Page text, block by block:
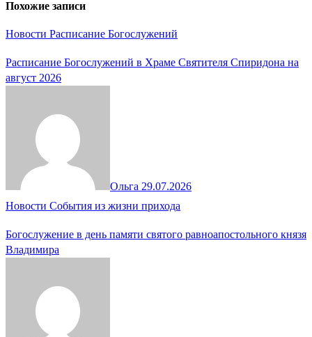
Похожие записи
Новости Расписание Богослужений
Расписание Богослужений в Храме Святителя Спиридона на
август 2026
Ольга 29.07.2026
Новости События из жизни прихода
Богослужение в день памяти святого равноапостольного князя
Владимира